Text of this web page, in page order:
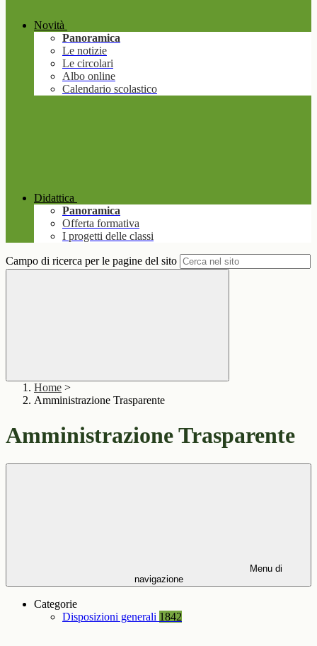
Novità
Panoramica
Le notizie
Le circolari
Albo online
Calendario scolastico
Didattica
Panoramica
Offerta formativa
I progetti delle classi
Campo di ricerca per le pagine del sito
Home >
Amministrazione Trasparente
Amministrazione Trasparente
Menu di
navigazione
Categorie
Disposizioni generali 1842